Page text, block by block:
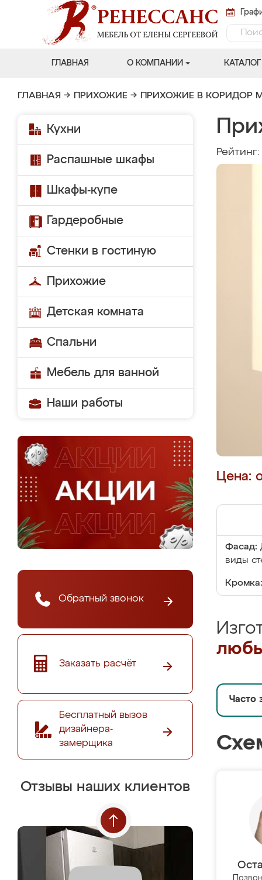
ГЛАВНАЯ О КОМПАНИИ КАТАЛОГ
ГЛАВНАЯ → ПРИХОЖИЕ → ПРИХОЖИЕ В КОРИДОР
Кухни
Распашные шкафы
Шкафы-купе
Гардеробные
Стенки в гостиную
Прихожие
Детская комната
Спальни
Мебель для ванной
Наши работы
Обратный звонок
Заказать расчёт
Бесплатный вызов
дизайнера-
замерщика
Отзывы наших клиентов
Рейтинг:
Цена:
Фасад:
виды
Кромка:
Часто